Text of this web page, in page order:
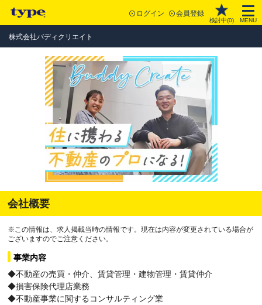
ログイン 会員登録
検討中(0) MENU
株式会社バディクリエイト
会社概要
※この情報は、求人掲載当時の情報です。現在は内容が変更されている場合が
ございますのでご注意ください。
事業内容
◆不動産の売買・仲介、賃貸管理・建物管理・賃貸仲介
◆損害保険代理店業務
◆不動産事業に関するコンサルティング業